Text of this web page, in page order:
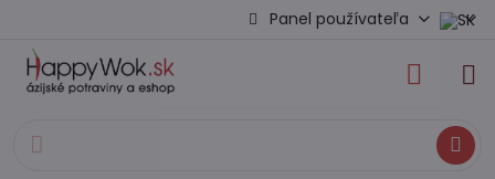
Panel používateľa
Hľadať